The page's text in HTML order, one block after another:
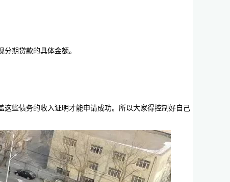
期贷款的具体金额。
些债务的收入证明才能申请成功。所以大家得控制好自己